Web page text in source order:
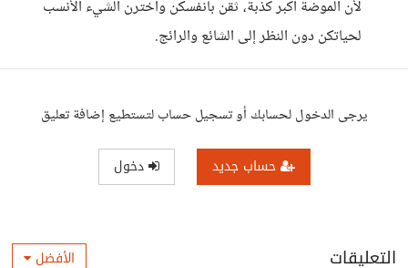
لأن الموضة أكبر كذبة، ثقن بأنفسكن واخترن الشيء الأنسب
لحياتكن دون النظر إلى الشائع والرائج.
يرجى الدخول لحسابك أو تسجيل حساب لتستطيع إضافة تعليق
حساب جديد دخول
التعليقات الأفضل